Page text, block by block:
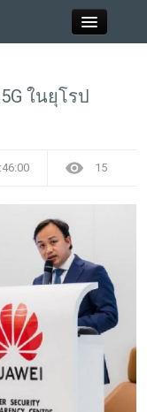
ข่าว
กะฉ่อนพระเครื่อง
ไลฟ์สไตล์
สังคมออนไลน์
พระดอทกะฉ่อน
ในยุโรป
15